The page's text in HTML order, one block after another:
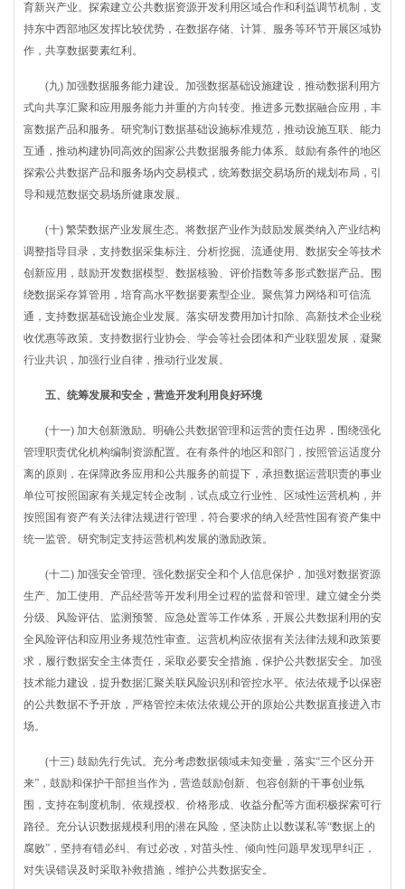
育新兴产业。探索建立公共数据资源开发利用区域合作和利益调节机制，支
持东中西部地区发挥比较优势，在数据存储、计算、服务等环节开展区域协
作，共享数据要素红利。
(九) 加强数据服务能力建设。加强数据基础设施建设，推动数据利用方
式向共享汇聚和应用服务能力并重的方向转变。推进多元数据融合应用，丰
富数据产品和服务。研究制订数据基础设施标准规范，推动设施互联、能力
互通，推动构建协同高效的国家公共数据服务能力体系。鼓励有条件的地区
探索公共数据产品和服务场内交易模式，统筹数据交易场所的规划布局，引
导和规范数据交易场所健康发展。
(十) 繁荣数据产业发展生态。将数据产业作为鼓励发展类纳入产业结构
调整指导目录，支持数据采集标注、分析挖掘、流通使用、数据安全等技术
创新应用，鼓励开发数据模型、数据核验、评价指数等多形式数据产品。围
绕数据采存算管用，培育高水平数据要素型企业。聚焦算力网络和可信流
通，支持数据基础设施企业发展。落实研发费用加计扣除、高新技术企业税
收优惠等政策。支持数据行业协会、学会等社会团体和产业联盟发展，凝聚
行业共识，加强行业自律，推动行业发展。
五、统筹发展和安全，营造开发利用良好环境
(十一) 加大创新激励。明确公共数据管理和运营的责任边界，围绕强化
管理职责优化机构编制资源配置。在有条件的地区和部门，按照管运适度分
离的原则，在保障政务应用和公共服务的前提下，承担数据运营职责的事业
单位可按照国家有关规定转企改制，试点成立行业性、区域性运营机构，并
按照国有资产有关法律法规进行管理，符合要求的纳入经营性国有资产集中
统一监管。研究制定支持运营机构发展的激励政策。
(十二) 加强安全管理。强化数据安全和个人信息保护，加强对数据资源
生产、加工使用、产品经营等开发利用全过程的监督和管理。建立健全分类
分级、风险评估、监测预警、应急处置等工作体系，开展公共数据利用的安
全风险评估和应用业务规范性审查。运营机构应依据有关法律法规和政策要
求，履行数据安全主体责任，采取必要安全措施，保护公共数据安全。加强
技术能力建设，提升数据汇聚关联风险识别和管控水平。依法依规予以保密
的公共数据不予开放，严格管控未依法依规公开的原始公共数据直接进入市
场。
(十三) 鼓励先行先试。充分考虑数据领域未知变量，落实“三个区分开
来”，鼓励和保护干部担当作为，营造鼓励创新、包容创新的干事创业氛
围，支持在制度机制、依规授权、价格形成、收益分配等方面积极探索可行
路径。充分认识数据规模利用的潜在风险，坚决防止以数谋私等“数据上的
腐败”，坚持有错必纠、有过必改，对苗头性、倾向性问题早发现早纠正，
对失误错误及时采取补救措施，维护公共数据安全。